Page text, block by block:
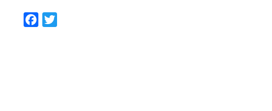
Facebook